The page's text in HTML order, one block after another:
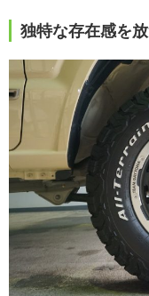
独特な存在感を